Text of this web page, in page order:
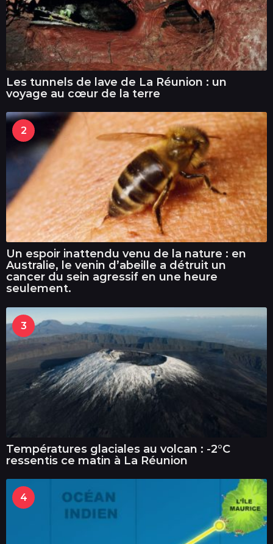
Les tunnels de lave de La Réunion : un
voyage au cœur de la terre
2
Un espoir inattendu venu de la nature : en
Australie, le venin d’abeille a détruit un
cancer du sein agressif en une heure
seulement.
3
Températures glaciales au volcan : -2°C
ressentis ce matin à La Réunion
4